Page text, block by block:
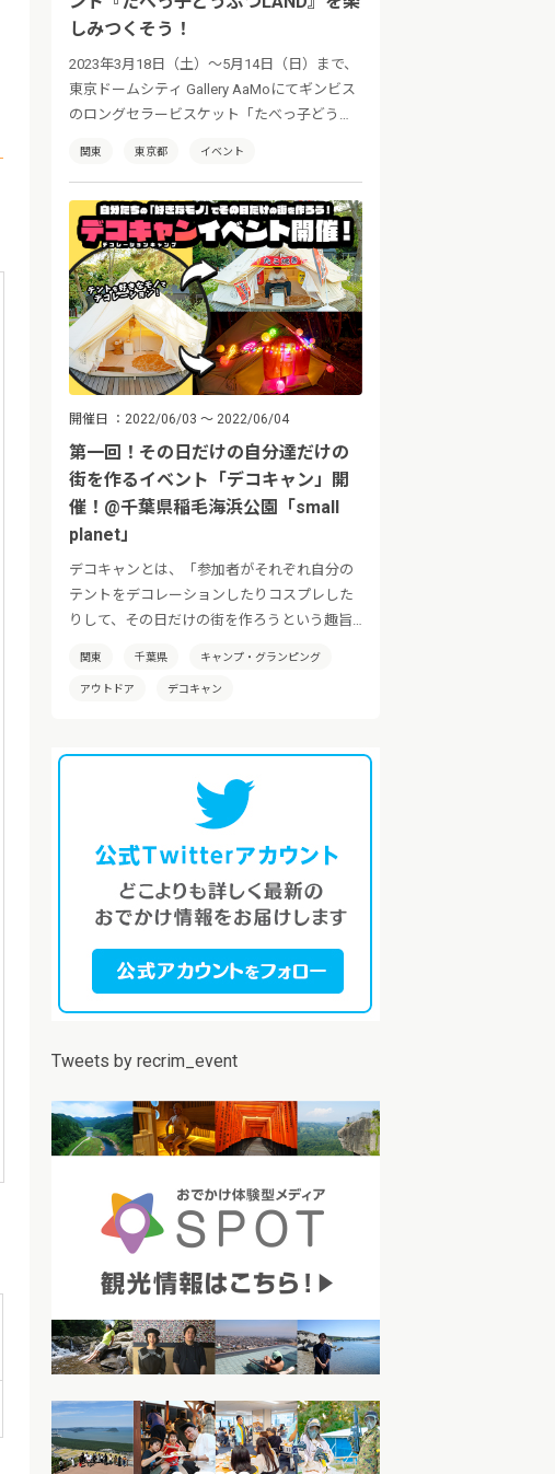
しみつくそう！
2023年3月18日（土）〜5月14日（日）まで、
東京ドームシティ Gallery AaMoにてギンビス
のロングセラービスケット「たべっ子どうぶ
となく楽しめます！
関東 東京都 イベント
開催日 2022/06/03 ～ 2022/06/04
第一回！その日だけの自分達だけの
街を作るイベント「デコキャン」開
催！@千葉県稲毛海浜公園「small
planet」
デコキャンとは、「参加者がそれぞれ自分の
テントをデコレーションしたりコスプレした
りして、その日だけの街を作ろうという趣旨
たいと考えております。
関東 千葉県 キャンプ・グランピング
アウトドア デコキャン
Tweets by recrim_event